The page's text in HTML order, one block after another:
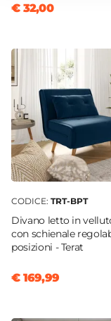
€ 32,00
CODICE: TRT-BPT
Divano letto in
con schienale
posizioni - Terat
€ 169,99